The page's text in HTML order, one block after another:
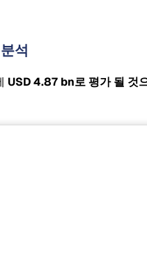
석
USD 4.87 bn로 평가 될 것